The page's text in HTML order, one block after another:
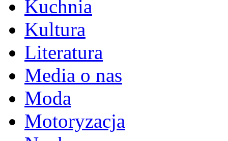
Kuchnia
Kultura
Literatura
Media o nas
Moda
Motoryzacja